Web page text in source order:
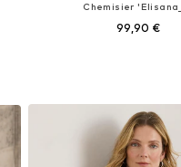
Chemisier
99,90 €